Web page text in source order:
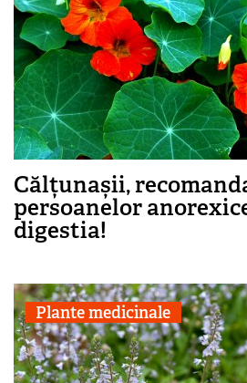
Călțunașii,
persoanelor
digestia!
Plante medicinale